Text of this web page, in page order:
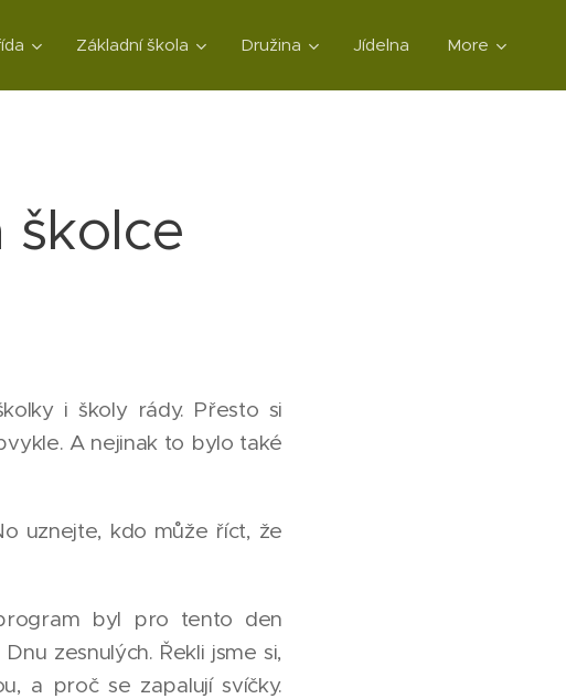
Základní škola Družina Jídelna More
školce
i školy rády. Přesto si
A nejinak to bylo také
uznejte, kdo může říct, že
byl pro tento den
zesnulých. Řekli jsme si,
a proč se zapalují svíčky.